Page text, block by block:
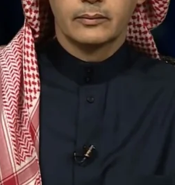
و
ن
ي
ا